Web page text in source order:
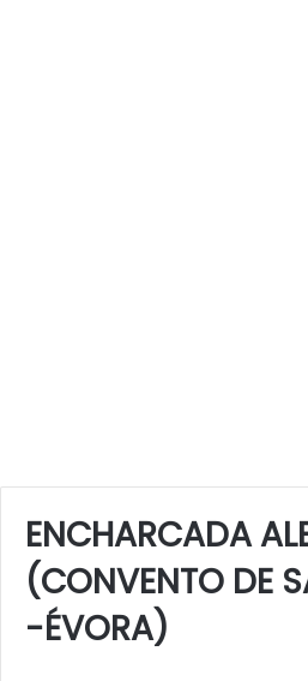
ENCHARCADA
(CONVENTO DE
-ÉVORA)